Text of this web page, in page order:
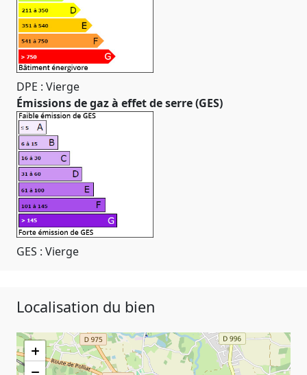
DPE : Vierge
Émissions de gaz à effet de serre (GES)
GES : Vierge
Localisation du bien
+